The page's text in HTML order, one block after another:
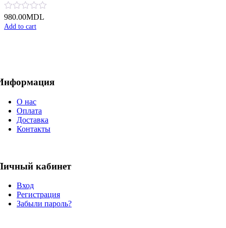
980.00MDL
Add to cart
О нас
Оплата
Доставка
Контакты
кабинет
Вход
Регистрация
Забыли пароль?